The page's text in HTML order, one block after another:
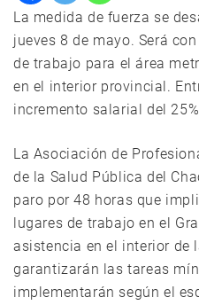
La medida de fuerza se
jueves 8 de mayo. Será
de trabajo para el área
en el interior provincial.
incremento salarial del
La Asociación de
de la Salud Pública del
paro por 48 horas que
lugares de trabajo en el
asistencia en el interior de
garantizarán las tareas
implementarán según el